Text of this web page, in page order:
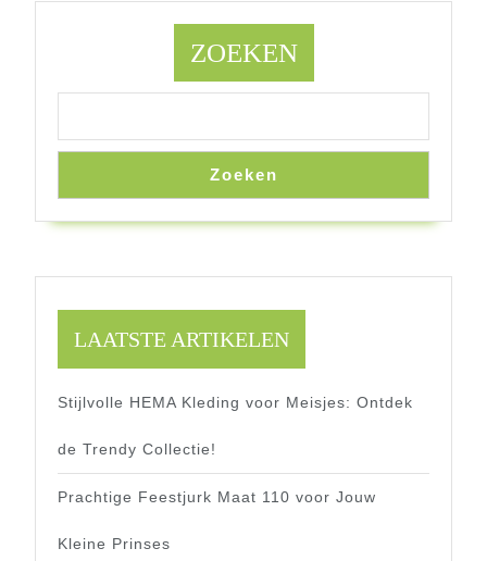
ZOEKEN
Zoeken
LAATSTE ARTIKELEN
Stijlvolle HEMA Kleding voor Meisjes: Ontdek
de Trendy Collectie!
Prachtige Feestjurk Maat 110 voor Jouw
Kleine Prinses